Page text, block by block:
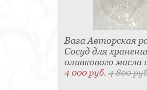
Ваза Авторская
Сосуд для
оливкового масла
4 000 руб.4 800